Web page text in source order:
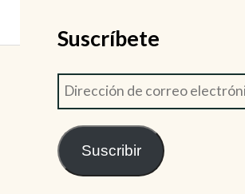
Suscríbete
Suscribir